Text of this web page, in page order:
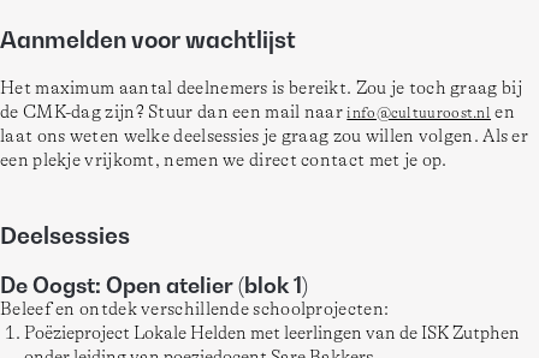
Aanmelden voor wachtlijst
Het maximum aantal deelnemers is bereikt. Zou je toch graag bij
de CMK-dag zijn? Stuur dan een mail naar info@cultuuroost.nl en
laat ons weten welke deelsessies je graag zou willen volgen. Als er
een plekje vrijkomt, nemen we direct contact met je op.
Deelsessies
De Oogst: Open atelier (blok 1)
Beleef en ontdek verschillende schoolprojecten:
Poëzieproject Lokale Helden met leerlingen van de ISK Zutphen